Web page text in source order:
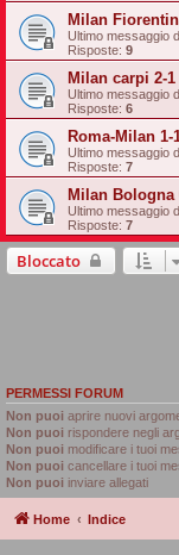
Milan
Ultimo messaggio
Risposte: 9
Milan carpi 2-1
Ultimo messaggio
Risposte: 6
Roma-Milan 1-
Ultimo messaggio
Risposte: 7
Milan Bologna
Ultimo messaggio
Risposte: 7
Bloccato
PERMESSI FORUM
Non puoi aprire nuovi
Non puoi rispondere negli
Non puoi modificare i tuoi
Non puoi cancellare i tuoi
Non puoi inviare allegati
Home Indice